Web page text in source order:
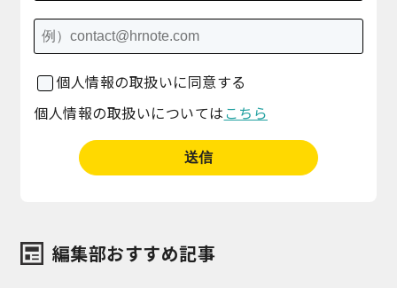
個人情報の取扱いに同意する
個人情報の取扱いについては こちら
編集部おすすめ記事